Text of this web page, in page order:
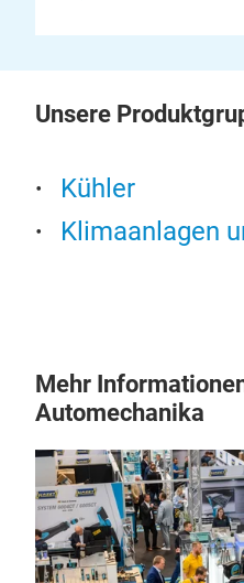
Unsere
Kühler
Klimaanlagen
Mehr
Automechanika